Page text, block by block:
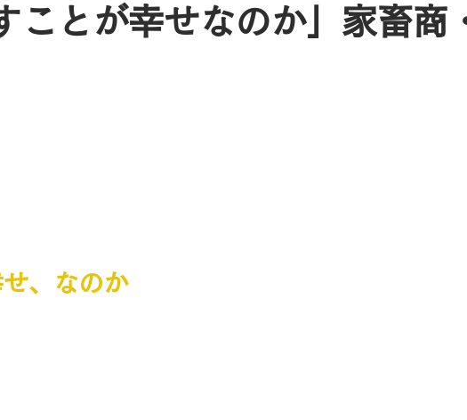
ことが幸せなのか」家畜商
、なのか